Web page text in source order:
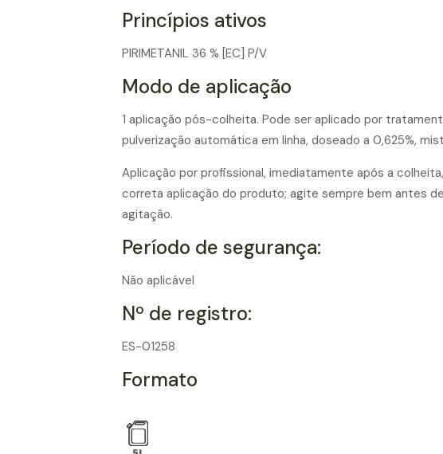
Princípios ativos
PIRIMETANIL 36 % [EC] P/V
Modo de aplicação
1 aplicação pós-colheita. Pode ser aplicado por
pulverização automática em linha, doseado a 0,625%,
Aplicação por profissional, imediatamente após a
correta aplicação do produto; agite sempre bem antes
agitação.
Período de segurança:
Não aplicável
Nº de registro:
ES-01258
Formato